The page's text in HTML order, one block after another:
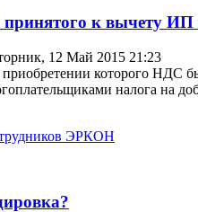
к вычету
12 Май 2015 21:23
которого НДС
налога на
ЭРКОН